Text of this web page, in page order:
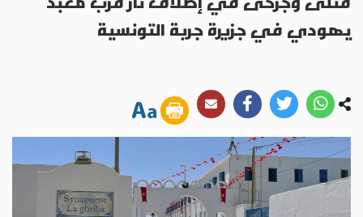
يهودي في جزيرة جربة التونسية